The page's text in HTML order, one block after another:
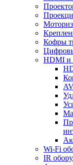
Кофры
HDMI и
Wi-Fi
IR